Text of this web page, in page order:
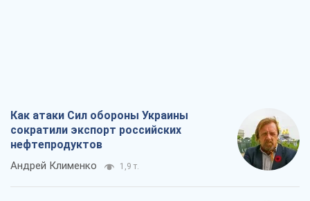
Как атаки Сил обороны Украины
сократили экспорт российских
нефтепродуктов
Андрей Клименко 1,9 т.